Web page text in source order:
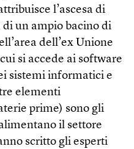
l’ascesa di
di un ampio bacino di
dell’ex Unione
si accede ai software
sistemi informatici e
elementi
prime) sono gli
il settore
scritto gli esperti